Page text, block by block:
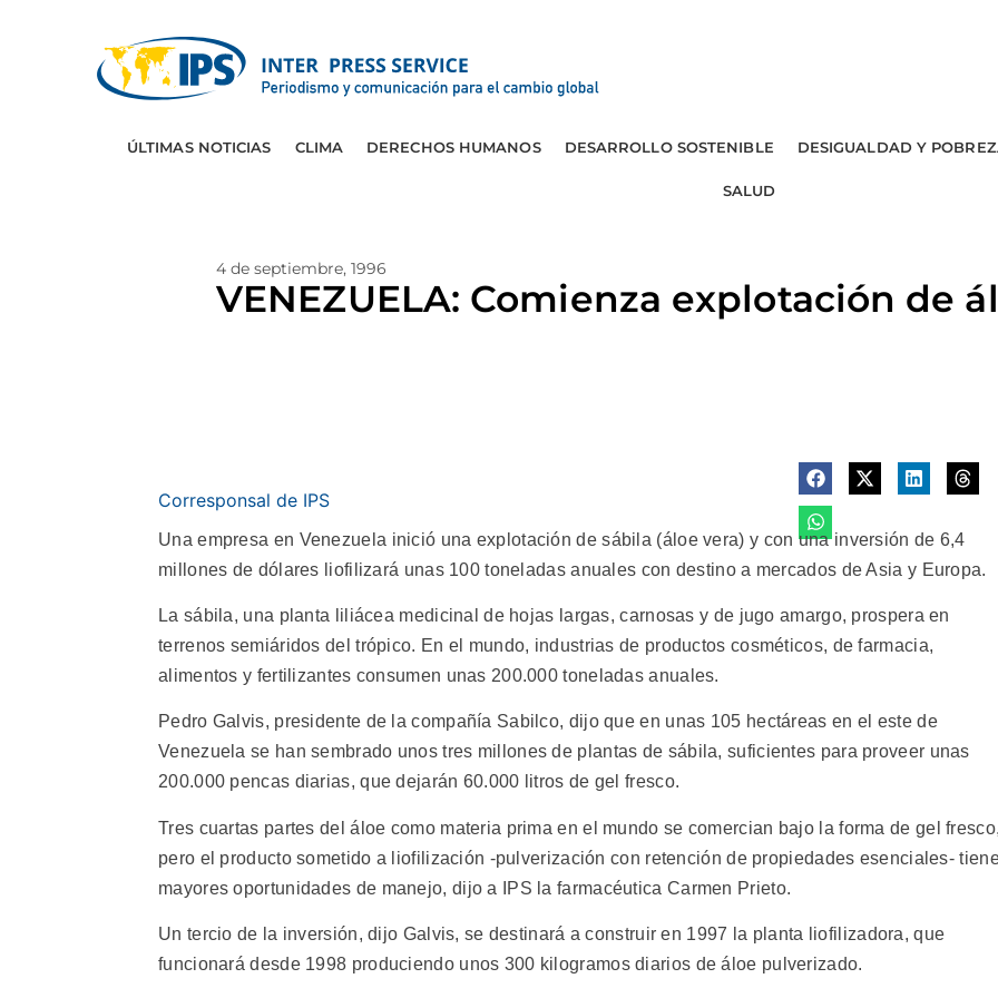
ÚLTIMAS NOTICIAS CLIMA DERECHOS HUMANOS DESARROLLO SOSTENIBLE DESIGUALDAD Y
SALUD
4 de septiembre, 1996
VENEZUELA: Comienza explotación de
Corresponsal de IPS
Una empresa en Venezuela inició una explotación de sábila (áloe vera) y con una inversión de 6,4
millones de dólares liofilizará unas 100 toneladas anuales con destino a mercados de Asia y Europa.
La sábila, una planta liliácea medicinal de hojas largas, carnosas y de jugo amargo, prospera en
terrenos semiáridos del trópico. En el mundo, industrias de productos cosméticos, de farmacia,
alimentos y fertilizantes consumen unas 200.000 toneladas anuales.
Pedro Galvis, presidente de la compañía Sabilco, dijo que en unas 105 hectáreas en el este de
Venezuela se han sembrado unos tres millones de plantas de sábila, suficientes para proveer unas
200.000 pencas diarias, que dejarán 60.000 litros de gel fresco.
Tres cuartas partes del áloe como materia prima en el mundo se comercian bajo la forma de gel
pero el producto sometido a liofilización -pulverización con retención de propiedades esenciales-
mayores oportunidades de manejo, dijo a IPS la farmacéutica Carmen Prieto.
Un tercio de la inversión, dijo Galvis, se destinará a construir en 1997 la planta liofilizadora, que
funcionará desde 1998 produciendo unos 300 kilogramos diarios de áloe pulverizado.